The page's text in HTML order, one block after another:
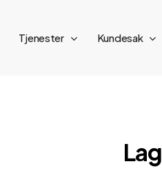
Tjenester Kundesak